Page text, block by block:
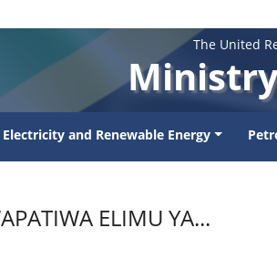
The United
Electricity and Renewable Energy
ELIMU YA...